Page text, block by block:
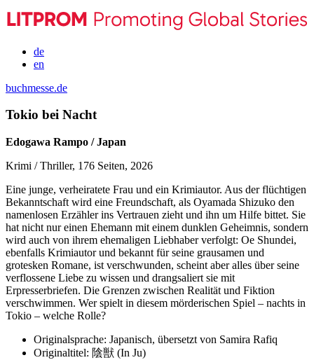
de
en
buchmesse.de
Tokio bei Nacht
Edogawa Rampo / Japan
Krimi / Thriller, 176 Seiten, 2026
Eine junge, verheiratete Frau und ein Krimiautor. Aus der flüchtigen
Bekanntschaft wird eine Freundschaft, als Oyamada Shizuko den
namenlosen Erzähler ins Vertrauen zieht und ihn um Hilfe bittet. Sie
hat nicht nur einen Ehemann mit einem dunklen Geheimnis, sondern
wird auch von ihrem ehemaligen Liebhaber verfolgt: Oe Shundei,
ebenfalls Krimiautor und bekannt für seine grausamen und
grotesken Romane, ist verschwunden, scheint aber alles über seine
verflossene Liebe zu wissen und drangsaliert sie mit
Erpresserbriefen. Die Grenzen zwischen Realität und Fiktion
verschwimmen. Wer spielt in diesem mörderischen Spiel – nachts in
Tokio – welche Rolle?
Originalsprache: Japanisch, übersetzt von Samira Rafiq
Originaltitel: 陰獣 (In Ju)